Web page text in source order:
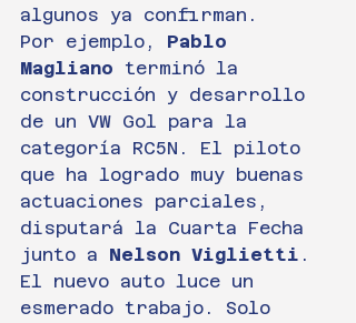
algunos ya confirman.
Por ejemplo, Pablo
Magliano terminó la
construcción y desarrollo
de un VW Gol para la
categoría RC5N. El piloto
que ha logrado muy buenas
actuaciones parciales,
disputará la Cuarta Fecha
junto a Nelson Viglietti .
El nuevo auto luce un
esmerado trabajo. Solo